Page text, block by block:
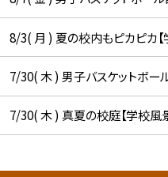
8/3( 月 ) 夏の校内もピカピカ【
7/30( 木 ) 男子バスケットボー
7/30( 木 ) 真夏の校庭【学校風